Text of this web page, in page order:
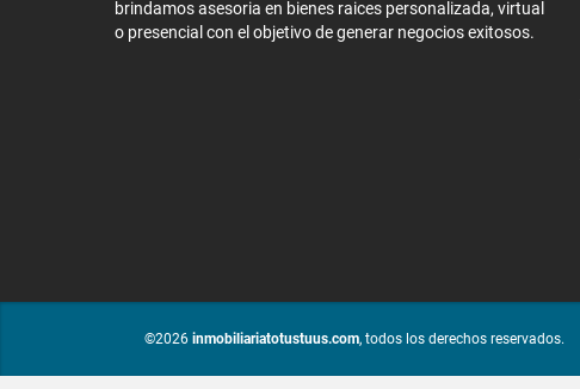
brindamos asesoria en bienes raices personalizada, virtual
o presencial con el objetivo de generar negocios exitosos.
©2026 inmobiliariatotustuus.com, todos los derechos reservados.